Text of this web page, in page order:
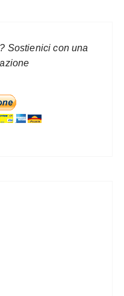
Sostienici con una